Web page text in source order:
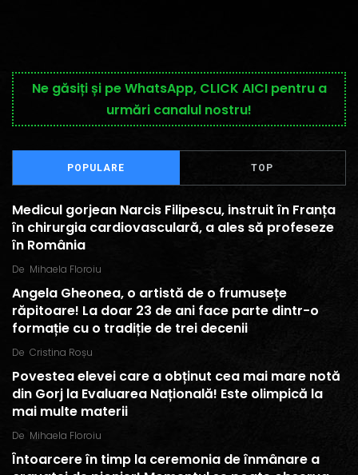
Ne găsiți și pe WhatsApp, CLICK AICI pentru a
urmări canalul nostru!
POPULARE TOP
Medicul gorjean Narcis Filipescu, instruit în Franța
în chirurgia cardiovasculară, a ales să profeseze
în România
De Mihaela Floroiu
Angela Gheonea, o artistă de o frumusețe
răpitoare! La doar 23 de ani face parte dintr-o
formație cu o tradiție de trei decenii
De Cristina Roșu
Povestea elevei care a obținut cea mai mare notă
din Gorj la Evaluarea Națională! Este olimpică la
mai multe materii
De Mihaela Floroiu
Întoarcere în timp la ceremonia de înmânare a